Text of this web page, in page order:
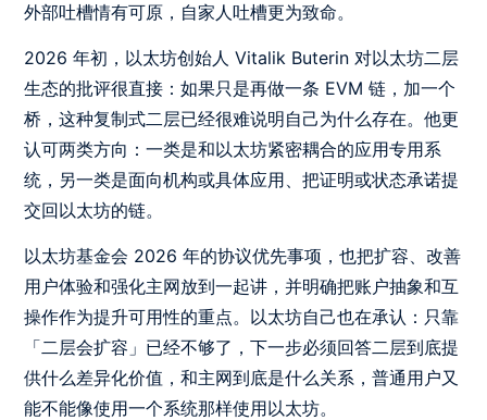
外部吐槽情有可原，自家人吐槽更为致命。
2026 年初，以太坊创始人 Vitalik Buterin 对以太坊二层
生态的批评很直接：如果只是再做一条 EVM 链，加一个
桥，这种复制式二层已经很难说明自己为什么存在。他更
认可两类方向：一类是和以太坊紧密耦合的应用专用系
统，另一类是面向机构或具体应用、把证明或状态承诺提
交回以太坊的链。
以太坊基金会 2026 年的协议优先事项，也把扩容、改善
用户体验和强化主网放到一起讲，并明确把账户抽象和互
操作作为提升可用性的重点。以太坊自己也在承认：只靠
「二层会扩容」已经不够了，下一步必须回答二层到底提
供什么差异化价值，和主网到底是什么关系，普通用户又
能不能像使用一个系统那样使用以太坊。